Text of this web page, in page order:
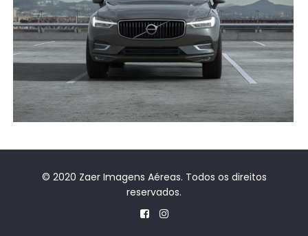
© 2020 Zaer Imagens Aéreas. Todos os direitos
reservados.